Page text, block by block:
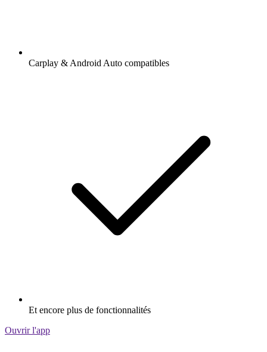
Carplay & Android Auto compatibles
Et encore plus de fonctionnalités
Ouvrir l'app